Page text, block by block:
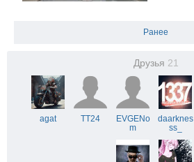
Ранее
Друзья 21
agat TT24
EVGENo
m
daarknes
ss_